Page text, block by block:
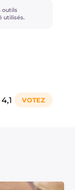
outils
utilisés.
4,1